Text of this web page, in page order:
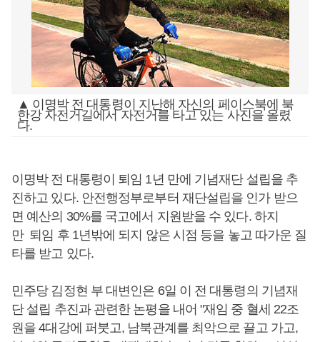
▲ 이명박 전 대통령이 지난해 자신의 페이스북에 북
한강 자전거길에서 자전거를 타고 있는 사진을 올렸
다.
이명박 전 대통령이 퇴임 1년 만에 기념재단 설립을 추
진하고 있다. 안전행정부로부터 재단설립을 인가 받으
면 예산의 30%를 국고에서 지원받을 수 있다. 하지
만 퇴임 후 1년밖에 되지 않은 시점 등을 놓고 따가운 질
타를 받고 있다.
민주당 김정현 부 대변인은 6일 이 전 대통령의 기념재
단 설립 추진과 관련한 논평을 내어 "재임 중 혈세 22조
원을 4대강에 퍼붓고, 남북관계를 최악으로 끌고 가고,